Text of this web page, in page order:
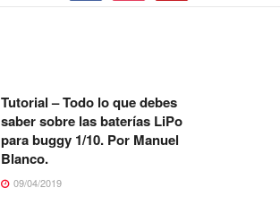
Tutorial – Todo lo que debes
saber sobre las baterías LiPo
para buggy 1/10. Por Manuel
Blanco.
09/04/2019